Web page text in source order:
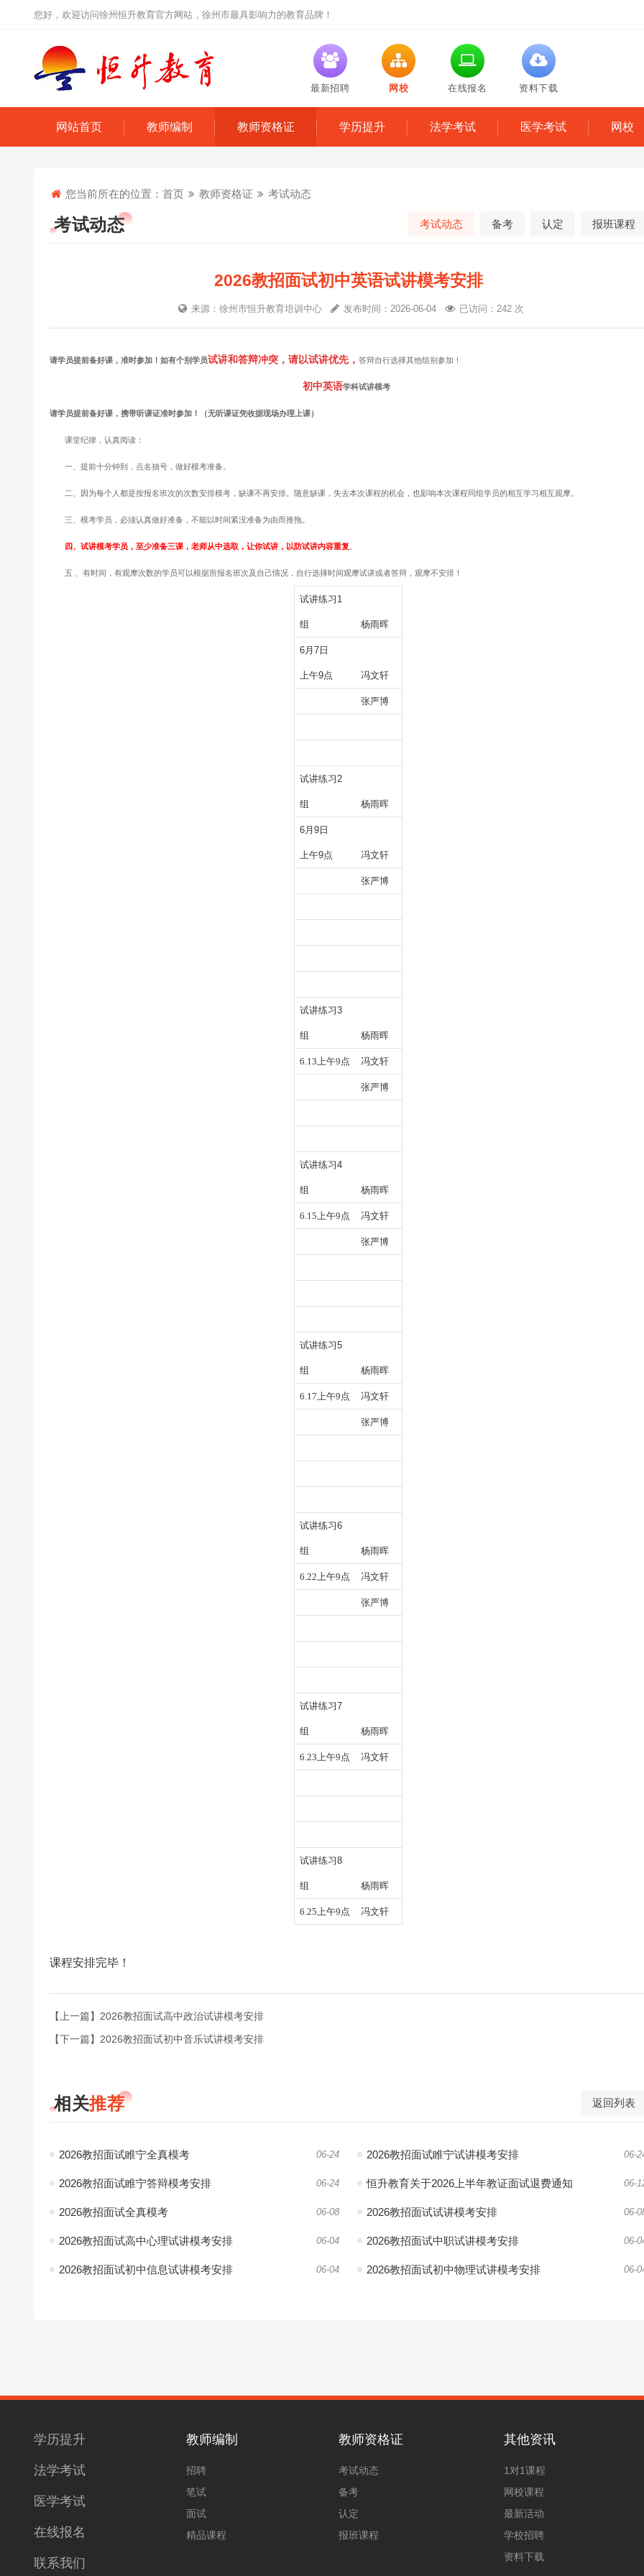
您好，欢迎访问徐州恒升教育官方网站，徐州市最具影响力的教育品牌！
最新招聘 网校 在线报名 资料下载
网站首页 教师编制 教师资格证 学历提升 法学考试 医学考试 网校
您当前所在的位置： 首页 教师资格证 考试动态
考试动态 考试动态 备考 认定 报班课程
2026教招面试初中英语试讲模考安排
来源：徐州市恒升教育培训中心 发布时间：2026-06-04 已访问：242 次
请学员提前备好课，准时参加！如有个别学员试讲和答辩冲突，请以试讲优先， 答辩自行选择其他组别参加！
初中英语学科试讲模考
请学员提前备好课，携带听课证准时参加！（无听课证凭收据现场办理上课）
课堂纪律，认真阅读：
一、提前十分钟到，点名抽号，做好模考准备。
二、因为每个人都是按报名班次的次数安排模考，缺课不再安排。随意缺课，失去本次课程的机会，也影响本次课程同组学员的相互学习相互观摩。
三、模考学员，必须认真做好准备，不能以时间紧没准备为由而推拖。
四、试讲模考学员，至少准备三课，老师从中选取，让你试讲，以防试讲内容重复
五 、有时间，有观摩次数的学员可以根据所报名班次及自己情况，自行选择时间观摩试讲或者答辩，观摩不安排！
试讲练习 1
组 杨雨晖
6月 7 日
上午9点 冯文轩
张严博
试讲练习2
组 杨雨晖
6月 9 日
上午9点 冯文轩
张严博
试讲练习3
组 杨雨晖
6.13上午9点 冯文轩
张严博
试讲练习4
组 杨雨晖
6.15上午9点 冯文轩
张严博
试讲练习5
组 杨雨晖
6.17上午9点 冯文轩
张严博
试讲练习6
组 杨雨晖
6.22上午9点 冯文轩
张严博
试讲练习7
组 杨雨晖
6.23上午9点 冯文轩
试讲练习8
组 杨雨晖
6.25上午9点 冯文轩
课程安排完毕！
【上一篇】2026教招面试高中政治试讲模考安排
【下一篇】2026教招面试初中音乐试讲模考安排
相关推荐 返回列表
2026教招面试睢宁全真模考 06-24 2026教招面试睢宁试讲模考安排 06-
2026教招面试睢宁答辩模考安排 06-24 恒升教育关于2026上半年教证面试退费通知 06-
2026教招面试全真模考 06-08 2026教招面试试讲模考安排 06-
2026教招面试高中心理试讲模考安排 06-04 2026教招面试中职试讲模考安排 06-
2026教招面试初中信息试讲模考安排 06-04 2026教招面试初中物理试讲模考安排 06-
24上教师资格证面试信息试讲模考安排 2025新沂及徐州周边面试全真模考安排
学历提升
法学考试
医学考试
在线报名
联系我们
教师编制
招聘
笔试
面试
精品课程
教师资格证
考试动态
备考
认定
报班课程
其他资讯
1对1课程
网校课程
最新活动
学校招聘
资料下载